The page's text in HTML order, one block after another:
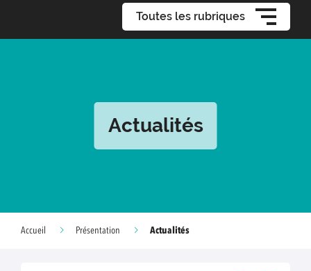
Toutes les rubriques
Actualités
Accueil Présentation Actualités